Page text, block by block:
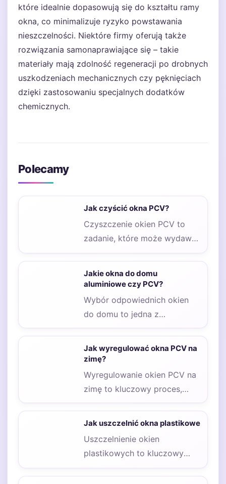
które idealnie dopasowują się do kształtu ramy
okna, co minimalizuje ryzyko powstawania
nieszczelności. Niektóre firmy oferują także
rozwiązania samonaprawiające się – takie
materiały mają zdolność regeneracji po drobnych
uszkodzeniach mechanicznych czy pęknięciach
dzięki zastosowaniu specjalnych dodatków
chemicznych.
Polecamy
Jak czyścić okna PCV?
Czyszczenie okien PCV to
zadanie, które może wydawać
się proste, ale wymaga
Jakie okna do domu
aluminiowe czy PCV?
Wybór odpowiednich okien
do domu to jedna z
kluczowych decyzji, które
mają wpływ na komfort…
Jak wyregulować okna PCV na
zimę?
Wyregulowanie okien PCV na
zimę to kluczowy proces,
który pozwala na zapewnienie
odpowiedniej izolacji
Jak uszczelnić okna plastikowe
Uszczelnienie okien
plastikowych to kluczowy
element, który wpływa na